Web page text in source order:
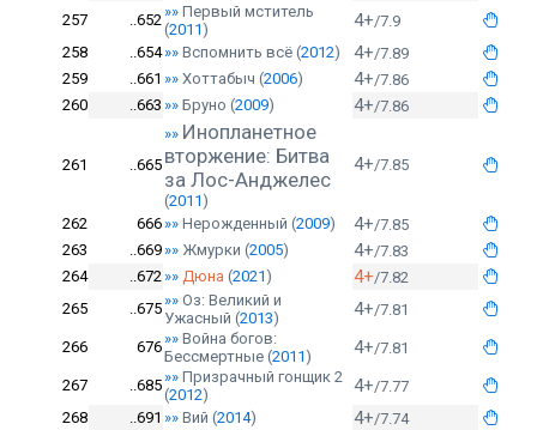
257
..652»» Первый мститель
(2011) 4+/7.9
258
..654»» Вспомнить всё (2012) 4+/7.89
259
..661 »» Хоттабыч (2006) 4+/7.86
260
..663 »» Бруно (2009) 4+/7.86
261 ..665
»» Инопланетное
вторжение: Битва
за Лос-Анджелес
(2011)
4+/7.85
262 666»» Нерожденный (2009) 4+/7.85
263
..669»» Жмурки (2005) 4+/7.83
264
..672»» Дюна (2021) 4+/7.82
265
..675»» Оз: Великий и
Ужасный (2013) 4+/7.81
266 676»» Война богов:
Бессмертные (2011) 4+/7.81
267 ..685»» Призрачный гонщик 2
(2012) 4+/7.77
268
..691 »» Вий (2014) 4+/7.74